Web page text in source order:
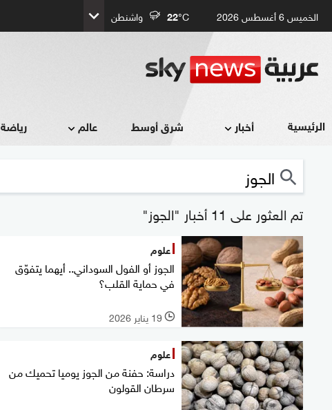
الخميس 6 أغسطس 2026 22°C واشنطن
الرئيسية أخبار شرق أوسط عالم رياضة
تم العثور على 11 أخبار "الجوز"
علوم
الجوز أو الفول السوداني.. أيهما يتفوّق
في حماية القلب؟
l 19 يناير 2026
علوم
دراسة: حفنة من الجوز يوميا تحميك من
سرطان القولون